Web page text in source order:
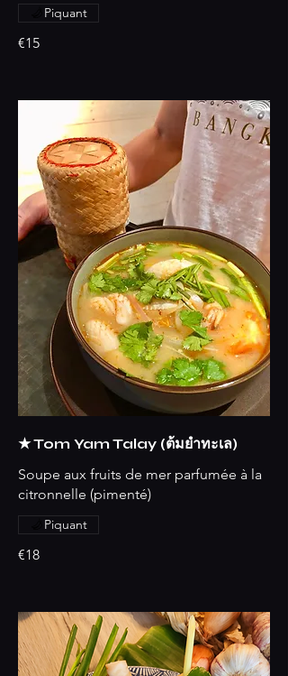
€15
Piquant
★ Tom Yam Talay (ต้มยำทะเล)
Soupe aux fruits de mer parfumée à la
citronnelle (pimenté)
€18
Piquant